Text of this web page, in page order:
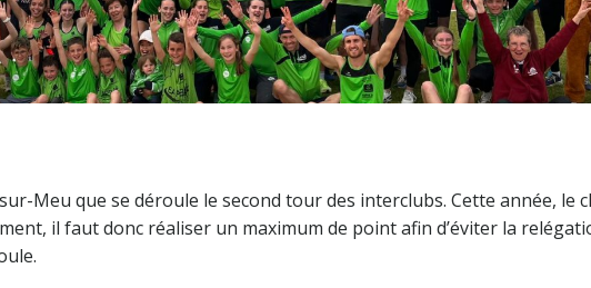
Meu que se déroule le second tour des interclubs. Cette année, le
il faut donc réaliser un maximum de point afin d’éviter la